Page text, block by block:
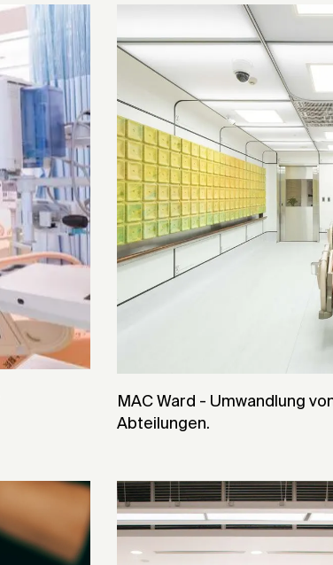
MAC Ward - Umwandlung
Abteilungen.